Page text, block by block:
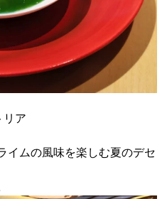
リア
イムの風味を楽しむ夏のデセ